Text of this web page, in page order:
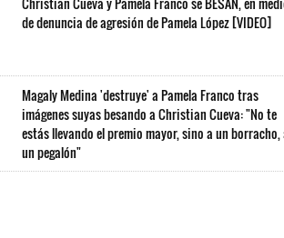
de denuncia de agresión de Pamela López [VIDEO]
Magaly Medina 'destruye' a Pamela Franco tras
imágenes suyas besando a Christian Cueva: "No te
estás llevando el premio mayor, sino a un borracho,
un pegalón"